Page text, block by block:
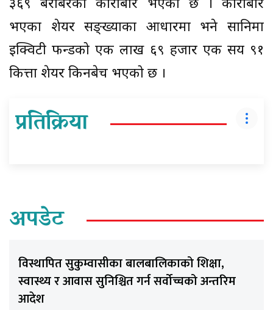
३६९ बराबरको कारोबार भएको छ । कारोबार
भएका शेयर सङ्ख्याका आधारमा भने सानिमा
इक्विटी फन्डको एक लाख ६९ हजार एक सय ९१
कित्ता शेयर किनबेच भएको छ ।
प्रतिक्रिया
अपडेट
विस्थापित सुकुम्वासीका बालबालिकाको शिक्षा,
स्वास्थ्य र आवास सुनिश्चित गर्न सर्वोच्चको अन्तरिम
आदेश